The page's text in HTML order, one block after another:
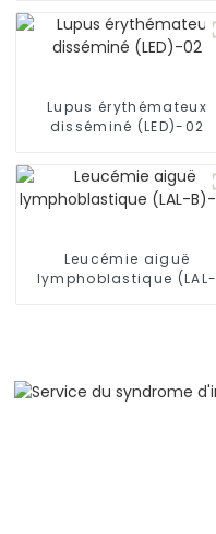
Lupus érythémateux
disséminé (LED)-02
Leucémie aiguë
lymphoblastique (LAL-